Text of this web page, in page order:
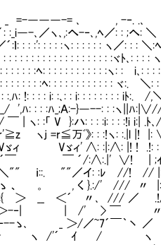
= ､ , -‐. .､
ヽ､,:へ-‐､,ﾍ／: : ;へ: ＼
: : : :ヽ: : : : : : ヽ／: : : ＼:
: : : : : : : : : : : : :ヾﾄ､: : : :
: : : : : : : : : : : :ヽ: :Ⅵi､: : : :
ﾍ: : : : : : : : : : : : ヾ:.Ⅵ＼: :
: i: :､: : i: : : : : : : : iﾄ:.Ⅵ/,＼
: :ﾊ_;Ａ:-}―--: : :ヽ||ﾊ:|∨//
: :「 V }:ハ: : : :i: : : :!i i:| .ﾄ
ヽj =r≦万ﾞ》: : :!ヽ: :.|l |! |:
ィ Vゞィ' ∧: :|:∧: |! ! .!:
ヽ´￣ ￣ ´/:∧:.|' ∨! | ;ｲ
"" ｉ::. ""／イ: :ﾚ //! //
。 , く }.:/' /// 〃
__ ＜´ 〃､ /// ／
‐| | /' > ￣
/／~7´￣｀丶 ／
ヽ /'´ ｲ / ヽ